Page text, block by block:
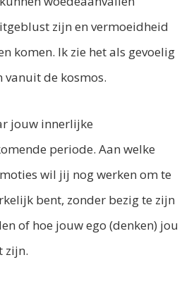
zijn en vermoeidheid
komen. Ik zie het als gevoelig
vanuit de kosmos.
jouw innerlijke
periode. Aan welke
wil jij nog werken om te
bent, zonder bezig te zijn
of hoe jouw ego (denken) jou
zijn.